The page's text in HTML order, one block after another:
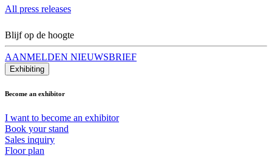
All press releases
Blijf op de hoogte
AANMELDEN NIEUWSBRIEF
Exhibiting
Become an exhibitor
I want to become an exhibitor
Book your stand
Sales inquiry
Floor plan